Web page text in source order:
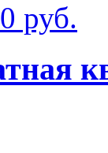
руб.